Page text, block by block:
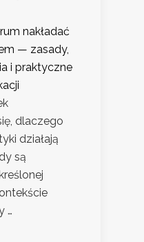
nakładać
— zasady,
i praktyczne
dlaczego
działają
są
…